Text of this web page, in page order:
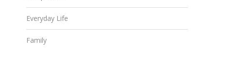
Everyday Life
Family